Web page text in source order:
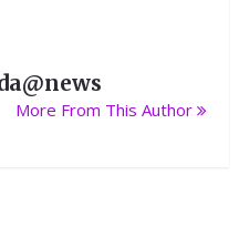
More From This Author